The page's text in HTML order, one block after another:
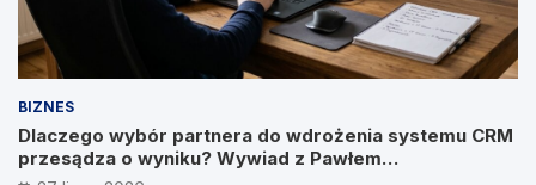
BIZNES
Dlaczego wybór partnera do wdrożenia systemu CRM
przesądza o wyniku? Wywiad z Pawłem
Prymakowskim, CEO IT Vision